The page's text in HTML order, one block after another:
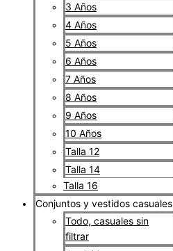
3 Años
4 Años
5 Años
6 Años
7 Años
8 Años
9 Años
10 Años
Talla 12
Talla 14
Talla 16
Conjuntos y vestidos casuales
Todo, casuales sin
filtrar